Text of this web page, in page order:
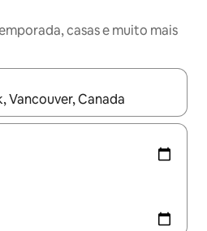
casas e muito mais
disponíveis, explore-os